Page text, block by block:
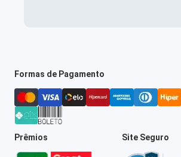
Formas de Pagamento
Prêmios Site Seguro